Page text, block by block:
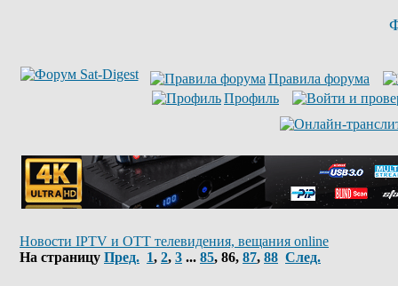
Правила форума
Профиль
Новости IPTV и OTT телевидения, вещания online
На страницу Пред. 1, 2, 3 ... 85, 86, 87, 88 След.